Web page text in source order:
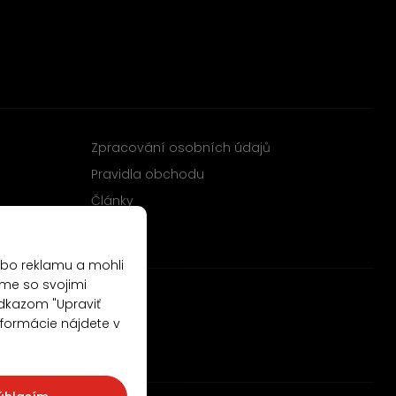
Zpracování osobních údajů
Pravidla obchodu
Články
reklamu a mohli
so svojimi
"Upraviť
nájdete v